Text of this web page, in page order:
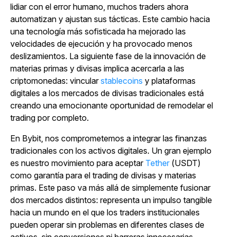
lidiar con el error humano, muchos traders ahora
automatizan y ajustan sus tácticas. Este cambio hacia
una tecnología más sofisticada ha mejorado las
velocidades de ejecución y ha provocado menos
deslizamientos. La siguiente fase de la innovación de
materias primas y divisas implica acercarla a las
criptomonedas: vincularstablecoins y plataformas
digitales a los mercados de divisas tradicionales está
creando una emocionante oportunidad de remodelar el
trading por completo.
En Bybit, nos comprometemos a integrar las finanzas
tradicionales con los activos digitales. Un gran ejemplo
es nuestro movimiento para aceptar Tether (USDT)
como garantía para el trading de divisas y materias
primas. Este paso va más allá de simplemente fusionar
dos mercados distintos: representa un impulso tangible
hacia un mundo en el que los traders institucionales
pueden operar sin problemas en diferentes clases de